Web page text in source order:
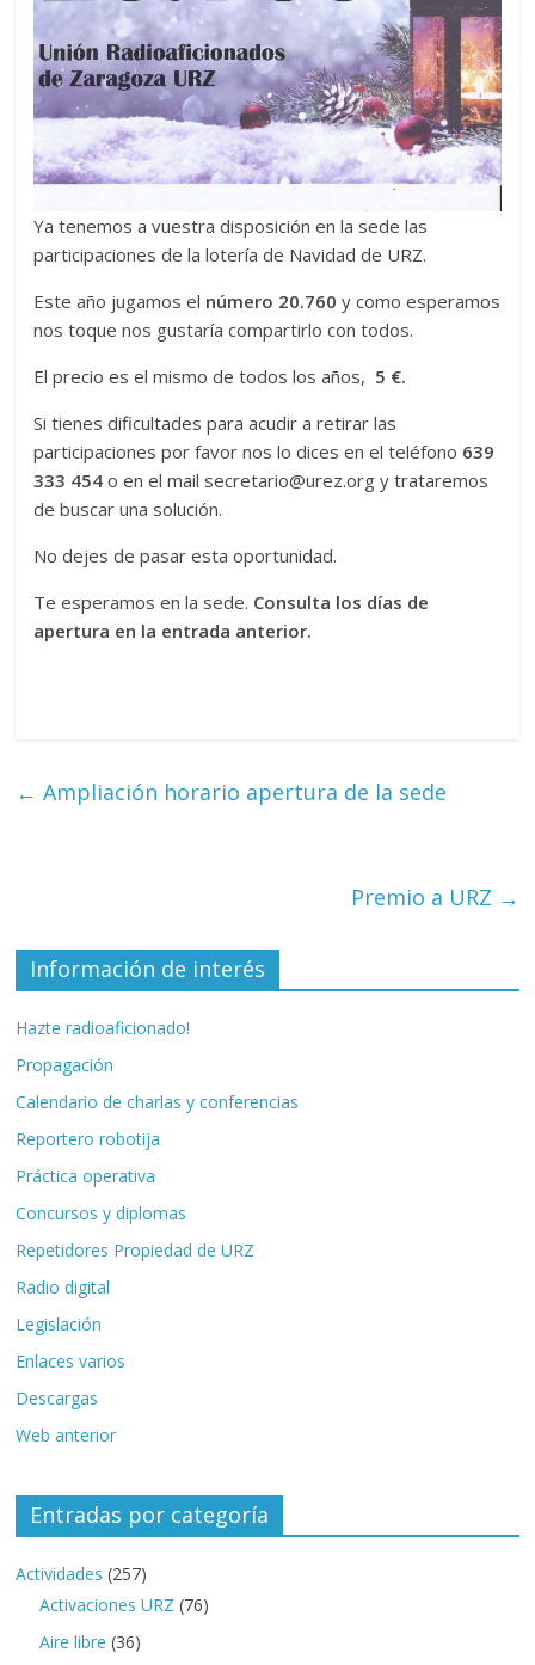
Zaragoza
URZ
Ya tenemos a vuestra disposición en la sede las
participaciones de la lotería de Navidad de URZ.
Este año jugamos el número 20.760 y como esperamos
nos toque nos gustaría compartirlo con todos.
El precio es el mismo de todos los años, 5 €.
Si tienes dificultades para acudir a retirar las
participaciones por favor nos lo dices en el teléfono 639
333 454 o en el mail secretario@urez.org y trataremos
de buscar una solución.
No dejes de pasar esta oportunidad.
Te esperamos en la sede. Consulta los días de
apertura en la entrada anterior.
← Ampliación horario apertura de la sede
Premio a URZ →
Información de interés
Hazte radioaficionado!
Propagación
Calendario de charlas y conferencias
Reportero robotija
Práctica operativa
Concursos y diplomas
Repetidores Propiedad de URZ
Radio digital
Legislación
Enlaces varios
Descargas
Web anterior
Entradas por categoría
Actividades (257)
Activaciones URZ (76)
Aire libre (36)